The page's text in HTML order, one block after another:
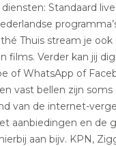
Standaard live
Thuis stream je ook
films. Verder kan jij
of WhatsApp of
vast bellen zijn
van de internet-
aanbiedingen en de
aan bijv. KPN,